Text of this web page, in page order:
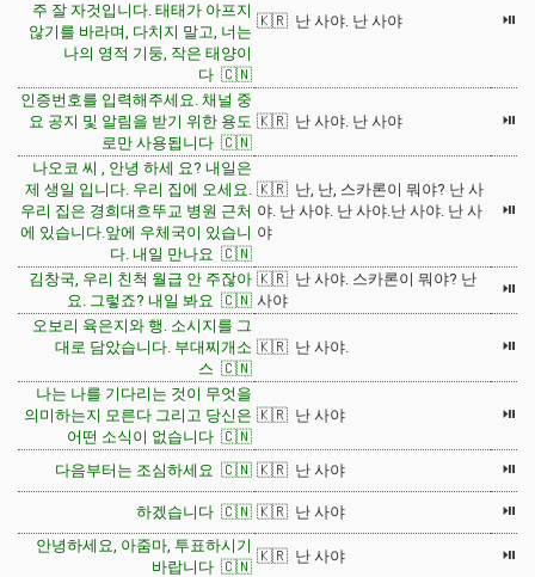
주 잘 자것입니다. 태태가 아프지
않기를 바라며, 다치지 말고, 너는
나의 영적 기둥, 작은 태양이
다 🇨🇳
🇰🇷 난 사야. 난 사야 ⏯
인증번호를 입력해주세요. 채널 중
요 공지 및 알림을 받기 위한 용도
로만 사용됩니다 🇨🇳
🇰🇷 난 사야. 난 사야 ⏯
나오코 씨 , 안녕 하세 요? 내일은
제 생일 입니다. 우리 집에 오세요.
우리 집은 경희대흐뚜교 병원 근처
에 있습니다.앞에 우체국이 있습니
다. 내일 만나요 🇨🇳
🇰🇷 난, 난, 스카론이 뭐야? 난 사
야. 난 사야. 난 사야.난 사야. 난 사
야
⏯
김창국, 우리 친척 월급 안 주잖아
요. 그렇죠? 내일 봐요 🇨🇳
🇰🇷 난 사야. 스카론이 뭐야? 난
사야
⏯
오보리 육은지와 행. 소시지를 그
대로 담았습니다. 부대찌개소
스 🇨🇳
🇰🇷 난 사야. ⏯
나는 나를 기다리는 것이 무엇을
의미하는지 모른다 그리고 당신은
어떤 소식이 없습니다 🇨🇳
🇰🇷 난 사야 ⏯
다음부터는 조심하세요 🇨🇳 🇰🇷 난 사야 ⏯
하겠습니다 🇨🇳 🇰🇷 난 사야
⏯
안녕하세요, 아줌마, 투표하시기
바랍니다 🇨🇳
🇰🇷 난 사야 ⏯